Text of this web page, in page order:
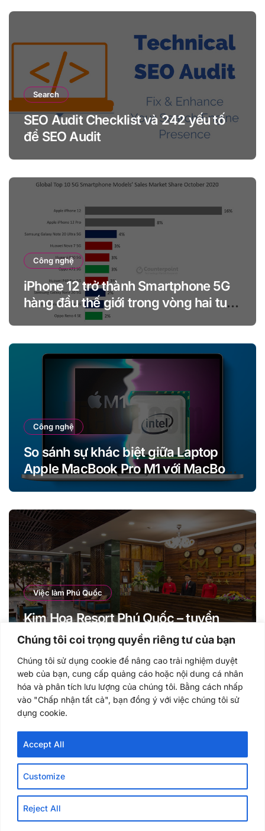
Chúng tôi coi trọng quyền riêng tư của bạn
Chúng tôi sử dụng cookie để nâng cao trải nghiệm duyệt
web của bạn, cung cấp quảng cáo hoặc nội dung cá nhân
hóa và phân tích lưu lượng của chúng tôi. Bằng cách nhấp
vào "Chấp nhận tất cả", bạn đồng ý với việc chúng tôi sử
dụng cookie.
Customize
Reject All
Accept All
Search
SEO Audit Checklist và 242 yếu tố
để SEO Audit
Công nghệ
iPhone 12 trở thành Smartphone 5G
hàng đầu thế giới trong vòng hai tuần
kể từ khi ra mắt
Công nghệ
So sánh sự khác biệt giữa Laptop
Apple MacBook Pro M1 với MacBook
Pro Intel (13 inch)
Việc làm Phú Quốc
Kim Hoa Resort Phú Quốc – tuyển
dụng Nhân sự cho năm 2021
Vietut.com